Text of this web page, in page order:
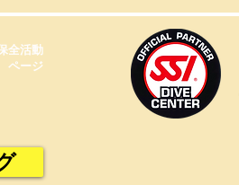
全活動​
ページ